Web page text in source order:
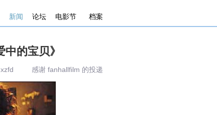
新闻 论坛 电影节 档案
的宝贝》
:xzfd 感谢 fanhallfilm 的投递